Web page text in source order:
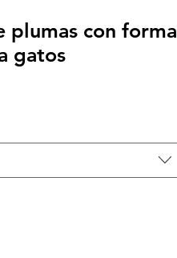
plumas con forma
gatos